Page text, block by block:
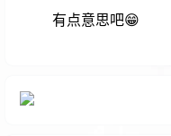
有点意思吧😁